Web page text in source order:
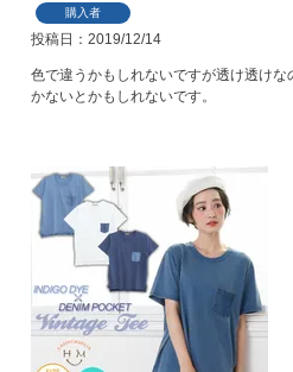
購入者
投稿日 2019/12/14
色で違うかもしれないですが透け透けな
かないとかもしれないです。